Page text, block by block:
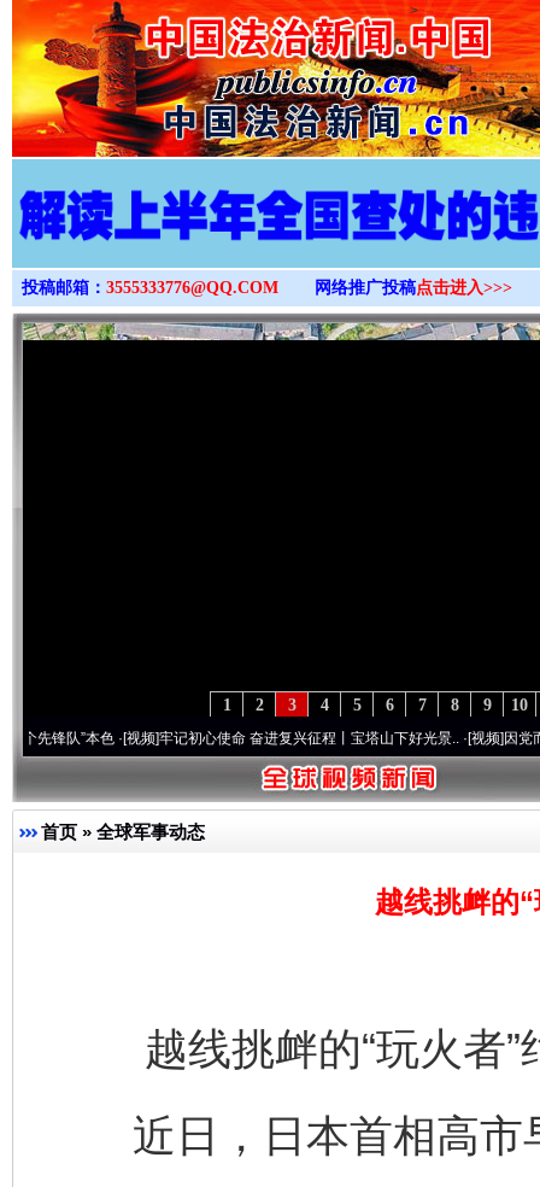
>
投稿邮箱： 3555333776@QQ.COM 网络推广投稿点击进入>>>
10
9
8
7
6
5
4
3
2
1
”本色·[视频]牢记初心使命 奋进复兴征程丨宝塔山下好光景..·[视频]因党而生 为党
首页 » 全球军事动态
越线挑衅的
越线挑衅的“玩火者”
近日，日本首相高市